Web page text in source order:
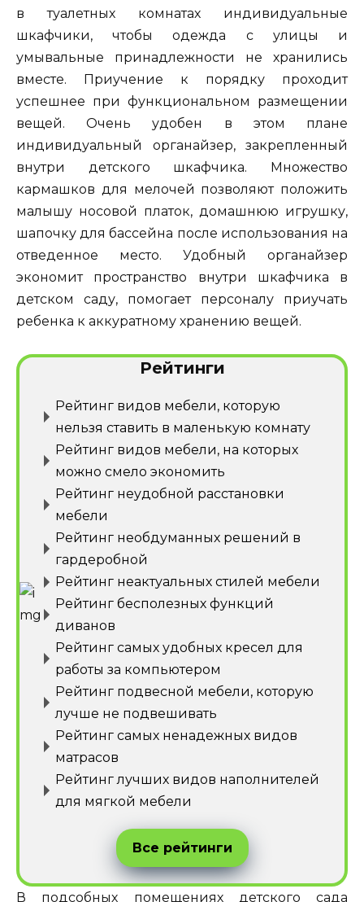
в туалетных комнатах индивидуальные
шкафчики, чтобы одежда с улицы и
умывальные принадлежности не хранились
вместе. Приучение к порядку проходит
успешнее при функциональном размещении
вещей. Очень удобен в этом плане
индивидуальный органайзер, закрепленный
внутри детского шкафчика. Множество
кармашков для мелочей позволяют положить
малышу носовой платок, домашнюю игрушку,
шапочку для бассейна после использования на
отведенное место. Удобный органайзер
экономит пространство внутри шкафчика в
детском саду, помогает персоналу приучать
ребенка к аккуратному хранению вещей.
Рейтинги
Рейтинг видов мебели, которую
нельзя ставить в маленькую комнату
Рейтинг видов мебели, на которых
можно смело экономить
Рейтинг неудобной расстановки
мебели
Рейтинг необдуманных решений в
гардеробной
Рейтинг неактуальных стилей мебели
Рейтинг бесполезных функций
диванов
Рейтинг самых удобных кресел для
работы за компьютером
Рейтинг подвесной мебели, которую
лучше не подвешивать
Рейтинг самых ненадежных видов
матрасов
Рейтинг лучших видов наполнителей
для мягкой мебели
Все рейтинги
В подсобных помещениях детского сада